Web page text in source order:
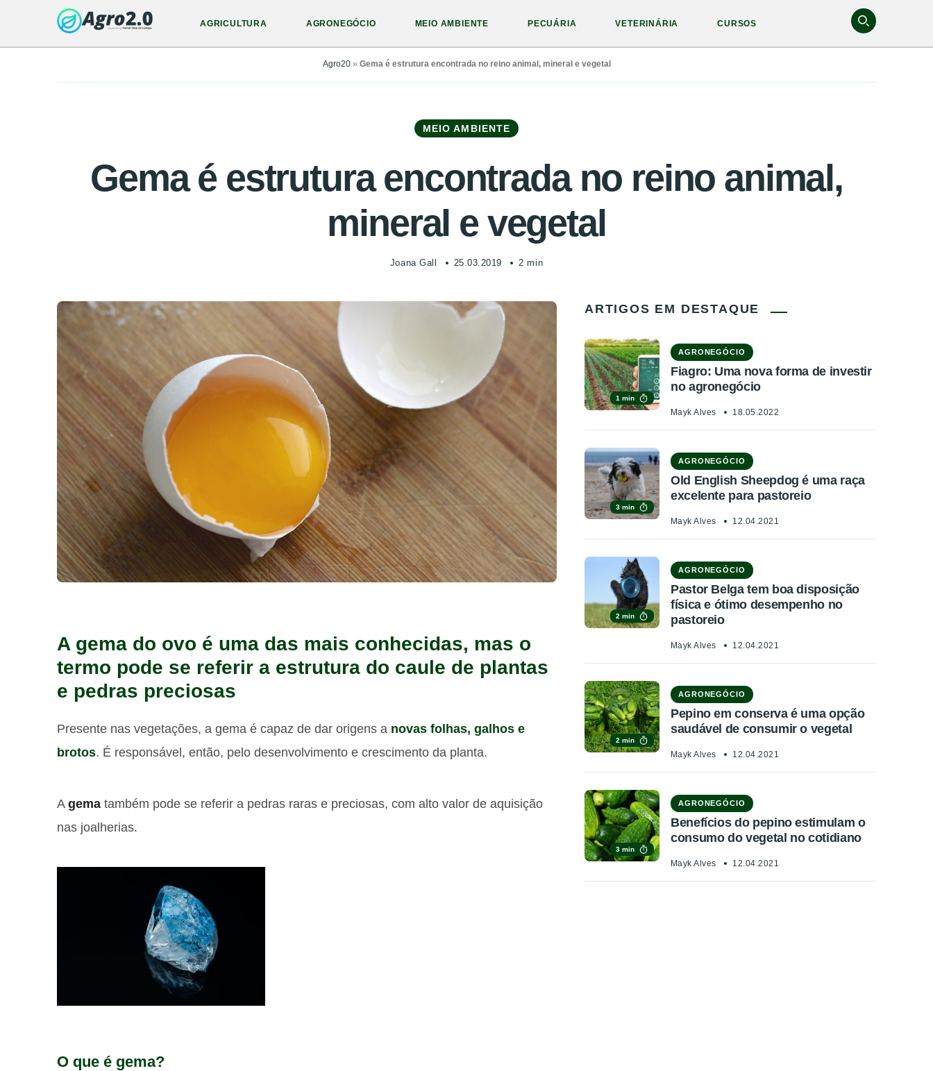
AGRICULTURA AGRONEGÓCIO MEIO AMBIENTE PECUÁRIA VETERINÁRIA CURSOS
Agro20» Gema é estrutura encontrada no reino animal, mineral e vegetal
MEIO AMBIENTE
Gema é estrutura encontrada no reino animal,
mineral e vegetal
Joana Gall 25.03.2019 2 min
A gema do ovo é uma das mais conhecidas, mas o
termo pode se referir a estrutura do caule de plantas
e pedras preciosas
Presente nas vegetações, a gema é capaz de dar origens a novas folhas, galhos e
brotos. É responsável, então, pelo desenvolvimento e crescimento da planta.
A gema também pode se referir a pedras raras e preciosas, com alto valor de aquisição
nas joalherias.
O que é gema?
ARTIGOS EM DESTAQUE
1 min
AGRONEGÓCIO
Fiagro: Uma nova forma de investir
no agronegócio
Mayk Alves 18.05.2022
3 min
AGRONEGÓCIO
Old English Sheepdog é uma raça
excelente para pastoreio
Mayk Alves 12.04.2021
2 min
AGRONEGÓCIO
Pastor Belga tem boa disposição
física e ótimo desempenho no
pastoreio
Mayk Alves 12.04.2021
2 min
AGRONEGÓCIO
Pepino em conserva é uma opção
saudável de consumir o vegetal
Mayk Alves 12.04.2021
3 min
AGRONEGÓCIO
Benefícios do pepino estimulam o
consumo do vegetal no cotidiano
Mayk Alves 12.04.2021